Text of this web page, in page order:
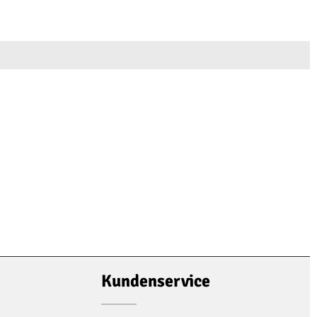
Kundenservice